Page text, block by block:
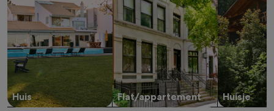
Huis Flat/appartement Huisje